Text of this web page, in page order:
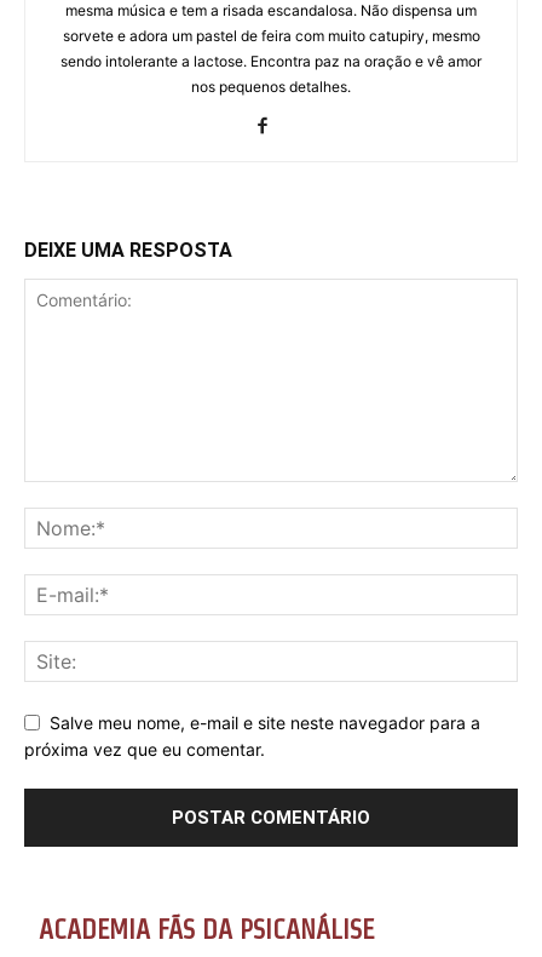
mesma música e tem a risada escandalosa. Não dispensa um
sorvete e adora um pastel de feira com muito catupiry, mesmo
sendo intolerante a lactose. Encontra paz na oração e vê amor
nos pequenos detalhes.
DEIXE UMA RESPOSTA
Salve meu nome, e-mail e site neste navegador para a
próxima vez que eu comentar.
ACADEMIA FÃS DA PSICANÁLISE